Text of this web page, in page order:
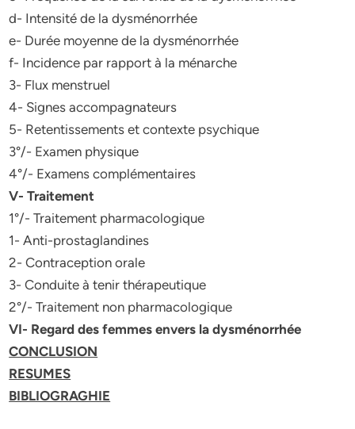
d- Intensité de la dysménorrhée
e- Durée moyenne de la dysménorrhée
f- Incidence par rapport à la ménarche
3- Flux menstruel
4- Signes accompagnateurs
5- Retentissements et contexte psychique
3°/- Examen physique
4°/- Examens complémentaires
V- Traitement
1°/- Traitement pharmacologique
1- Anti-prostaglandines
2- Contraception orale
3- Conduite à tenir thérapeutique
2°/- Traitement non pharmacologique
VI- Regard des femmes envers la dysménorrhée
CONCLUSION
RESUMES
BIBLIOGRAGHIE